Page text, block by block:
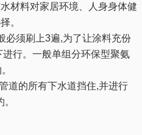
材料对家居环境、人身身体健
。
须刷上3遍,为了让涂料充份
行。一般单组分环保型聚氨
的所有下水道挡住,并进行